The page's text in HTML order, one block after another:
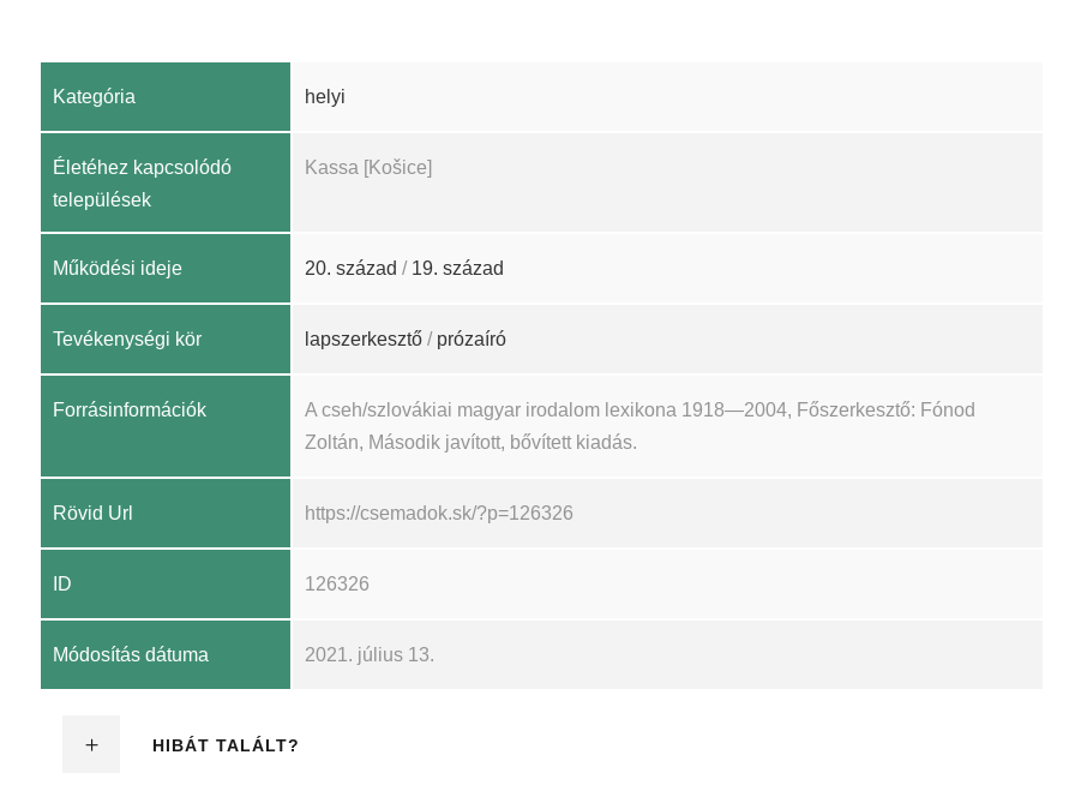
Kategória helyi
Életéhez kapcsolódó
települések
Kassa [Košice]
Működési ideje 20. század / 19. század
Tevékenységi kör lapszerkesztő / prózaíró
Forrásinformációk
A cseh/szlovákiai magyar irodalom lexikona 1918—2004, Főszerkesztő: Fónod
Zoltán, Második javított, bővített kiadás.
Rövid Url https://csemadok.sk/?p=126326
ID 126326
Módosítás dátuma 2021. július 13.
HIBÁT TALÁLT?